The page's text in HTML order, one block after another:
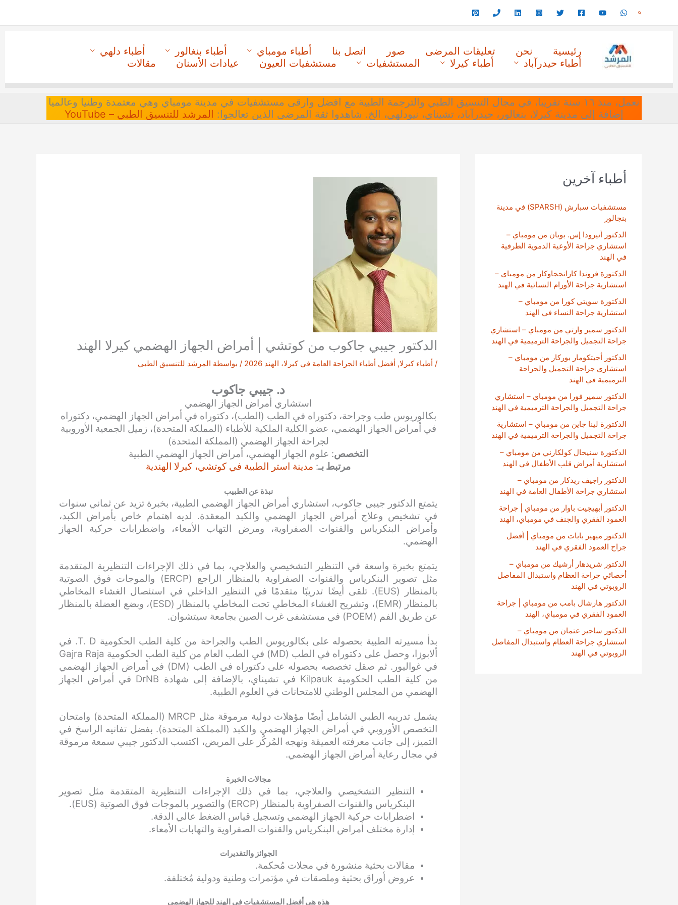
البحث
رئيسية نحن تعليقات المرضى صور اتصل بنا أطباء مومباي أطباء بنغالور
أطباء دلهي
أطباء حيدرآباد
أطباء كيرلا المستشفيات مستشفيات العيون عيادات الأسنان مقالات
نعمل، منذ ١٦ سنة تقريبا، في مجال التنسيق الطبي والترجمة الطبية مع افضل وارقى مستشفيات في مدينة مومباي وهي معتمدة وطنيا وعالميا
إضافة إلى مدينة كيرلا، بنغالور، حيدرآباد، تشيناي، نيودلهي، الخ. شاهدوا ثقة المرضى الذين تعالجوا: المرشد للتنسيق الطبي – YouTube
أطباء آخرين
مستشفيات سبارش (SPARSH) في مدينة
بنجالور
الدكتور أنيرودا إس. بويان من مومباي –
استشاري جراحة الأوعية الدموية الطرفية
في الهند
الدكتورة فروندا كارانججاوكار من مومباي –
استشارية جراحة الأورام النسائية في الهند
الدكتورة سويتي كورا من مومباي –
استشارية جراحة النساء في الهند
الدكتور سمير وارتي من مومباي – استشاري
جراحة التجميل والجراحة الترميمية في الهند
الدكتور أجيتكومار بوركار من مومباي –
استشاري جراحة التجميل والجراحة
الترميمية في الهند
الدكتور سمير فورا من مومباي – استشاري
جراحة التجميل والجراحة الترميمية في الهند
الدكتورة لينا جاين من مومباي – استشارية
جراحة التجميل والجراحة الترميمية في الهند
الدكتورة سنيحال كولكارني من مومباي –
استشارية أمراض قلب الأطفال في الهند
الدكتور راجيف ريدكار من مومباي –
استشاري جراحة الأطفال العامة في الهند
الدكتور أبهيجيت باوار من مومباي | جراحة
العمود الفقري والجنف في مومباي، الهند
الدكتور ميهير بابات من مومباي | أفضل
جراح العمود الفقري في الهند
الدكتور شريدهار أرشيك من مومباي –
أخصائي جراحة العظام واستبدال المفاصل
الروبوتي في الهند
الدكتور هارشال بامب من مومباي | جراحة
العمود الفقري في مومباي، الهند
الدكتور ساجير عثمان من مومباي –
استشاري جراحة العظام واستبدال المفاصل
الروبوتي في الهند
الدكتور جيبي جاكوب من كوتشي | أمراض الجهاز الهضمي كيرلا الهند
/ أطباء كيرلا, أفضل أطباء الجراحة العامة في كيرلا، الهند 2026 / بواسطة المرشد للتنسيق الطبي
د. جيبي جاكوب
استشاري أمراض الجهاز الهضمي
بكالوريوس طب وجراحة، دكتوراه في الطب (الطب)، دكتوراه في أمراض الجهاز الهضمي، دكتوراه
في أمراض الجهاز الهضمي، عضو الكلية الملكية للأطباء (المملكة المتحدة)، زميل الجمعية الأوروبية
لجراحة الجهاز الهضمي (المملكة المتحدة)
التخصص: علوم الجهاز الهضمي، أمراض الجهاز الهضمي الطبية
مرتبط بـ: مدينة استر الطبية في كوتشي، كيرلا الهندية
نبذة عن الطبيب
يتمتع الدكتور جيبي جاكوب، استشاري أمراض الجهاز الهضمي الطبية، بخبرة تزيد عن ثماني سنوات
في تشخيص وعلاج أمراض الجهاز الهضمي والكبد المعقدة. لديه اهتمام خاص بأمراض الكبد،
وأمراض البنكرياس والقنوات الصفراوية، ومرض التهاب الأمعاء، واضطرابات حركية الجهاز
الهضمي.
يتمتع بخبرة واسعة في التنظير التشخيصي والعلاجي، بما في ذلك الإجراءات التنظيرية المتقدمة
مثل تصوير البنكرياس والقنوات الصفراوية بالمنظار الراجع (ERCP) والموجات فوق الصوتية
بالمنظار (EUS). تلقى أيضًا تدريبًا متقدمًا في التنظير الداخلي في استئصال الغشاء المخاطي
بالمنظار (EMR)، وتشريح الغشاء المخاطي تحت المخاطي بالمنظار (ESD)، وبضع العضلة بالمنظار
عن طريق الفم (POEM) في مستشفى غرب الصين بجامعة سيتشوان.
بدأ مسيرته الطبية بحصوله على بكالوريوس الطب والجراحة من كلية الطب الحكومية T. D. في
ألابوزا، وحصل على دكتوراه في الطب (MD) في الطب العام من كلية الطب الحكومية Gajra Raja
في غواليور. ثم صقل تخصصه بحصوله على دكتوراه في الطب (DM) في أمراض الجهاز الهضمي
من كلية الطب الحكومية Kilpauk في تشيناي، بالإضافة إلى شهادة DrNB في أمراض الجهاز
الهضمي من المجلس الوطني للامتحانات في العلوم الطبية.
يشمل تدريبه الطبي الشامل أيضًا مؤهلات دولية مرموقة مثل MRCP (المملكة المتحدة) وامتحان
التخصص الأوروبي في أمراض الجهاز الهضمي والكبد (المملكة المتحدة). بفضل تفانيه الراسخ في
التميز، إلى جانب معرفته العميقة ونهجه المُركّز على المريض، اكتسب الدكتور جيبي سمعة مرموقة
في مجال رعاية أمراض الجهاز الهضمي.
مجالات الخبرة
التنظير التشخيصي والعلاجي، بما في ذلك الإجراءات التنظيرية المتقدمة مثل تصوير
البنكرياس والقنوات الصفراوية بالمنظار (ERCP) والتصوير بالموجات فوق الصوتية (EUS).
اضطرابات حركية الجهاز الهضمي وتسجيل قياس الضغط عالي الدقة.
إدارة مختلف أمراض البنكرياس والقنوات الصفراوية والتهابات الأمعاء.
الجوائز والتقديرات
مقالات بحثية منشورة في مجلات مُحكمة.
عروض أوراق بحثية وملصقات في مؤتمرات وطنية ودولية مُختلفة.
هذه هي أفضل المستشفيات في الهند للجهاز الهضمي